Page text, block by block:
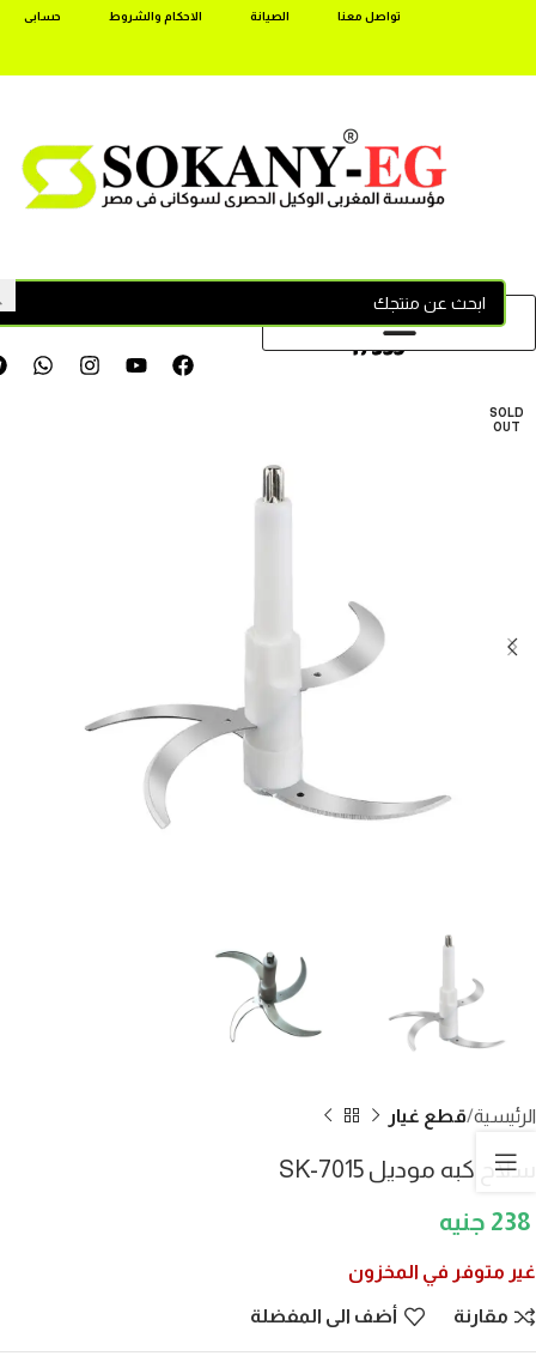
تواصل معنا الصيانة الاحكام والشروط حسابى
17355
SOLD
OUT
الرئيسية قطع غيار
سلاح كبه موديل SK-7015
238
غير متوفر في المخزون
مقارنة أضف الى المفضلة